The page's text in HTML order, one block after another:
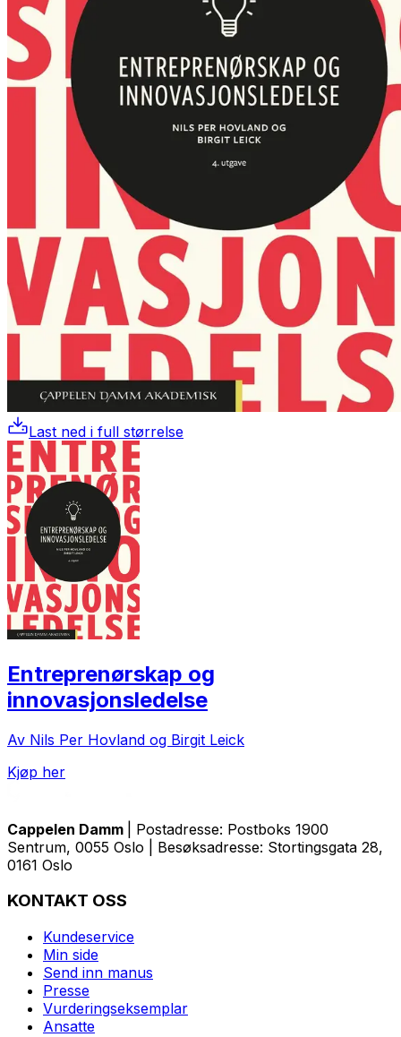
Last ned i full størrelse
Entreprenørskap og
innovasjonsledelse
Av Nils Per Hovland og Birgit Leick
Kjøp her
Cappelen Damm
| Postadresse: Postboks 1900
Sentrum, 0055 Oslo | Besøksadresse: Stortingsgata 28,
0161 Oslo
KONTAKT OSS
Kundeservice
Min side
Send inn manus
Presse
Vurderingseksemplar
Ansatte